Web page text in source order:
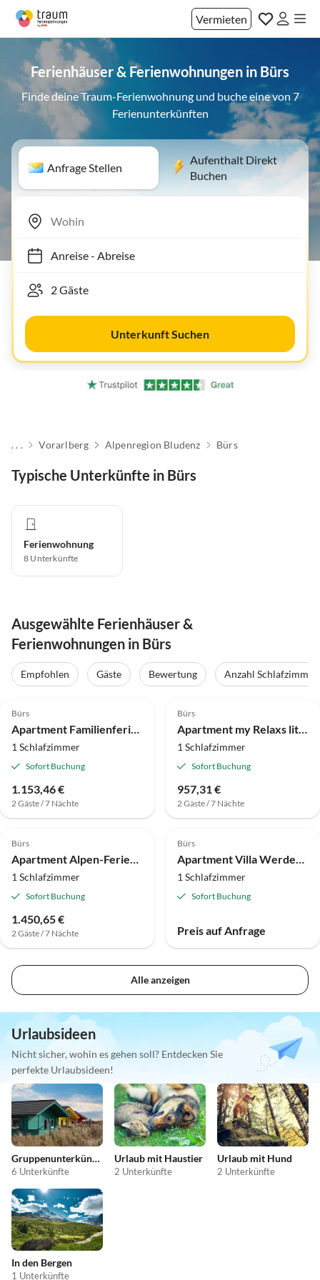
Vermieten
Ferienhäuser & Ferienwohnungen in Bürs
Finde deine Traum-Ferienwohnung und buche eine von 7
Ferienunterkünften
Anfrage Stellen
Aufenthalt Direkt
Buchen
Anreise- Abreise
Unterkunft Suchen
. . . Vorarlberg Alpenregion Bludenz Bürs
Typische Unterkünfte in Bürs
Ferienwohnung
8 Unterkünfte
Ausgewählte Ferienhäuser &
Ferienwohnungen in Bürs
Empfohlen Gäste Bewertung Anzahl Schlafzimmer
Bürs
Apartment Familienferienwohnung HEIMat by A-Appartments
1 Schlafzimmer
Sofort Buchung
1.153,46 €
2 Gäste / 7 Nächte
Bürs
Apartment my Relaxs little Villa
1 Schlafzimmer
Sofort Buchung
957,31 €
2 Gäste / 7 Nächte
Bürs
Apartment Alpen-Ferienwohnung by A-Appartments
1 Schlafzimmer
Sofort Buchung
1.450,65 €
2 Gäste / 7 Nächte
Bürs
Apartment Villa Werdenberg
1 Schlafzimmer
Sofort Buchung
Preis auf Anfrage
Alle anzeigen
Urlaubsideen
Nicht sicher, wohin es gehen soll? Entdecken Sie
perfekte Urlaubsideen!
Gruppenunterkünfte
6 Unterkünfte
Urlaub mit Haustier
2 Unterkünfte
Urlaub mit Hund
2 Unterkünfte
In den Bergen
1 Unterkünfte